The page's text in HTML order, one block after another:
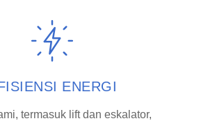
ENERGI
termasuk lift dan eskalator,